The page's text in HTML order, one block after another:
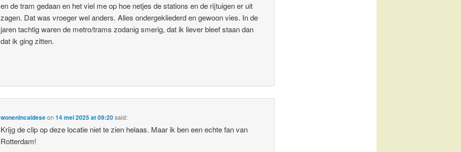
en de tram gedaan en het viel me op hoe netjes de stations en de rijtuigen er uit
zagen. Dat was vroeger wel anders. Alles ondergekliederd en gewoon vies. In de
jaren tachtig waren de metro/trams zodanig smerig, dat ik liever bleef staan dan
dat ik ging zitten.
wonenincaldeseon14 mei 2025 at 09:20said:
Krijg de clip op deze locatie niet te zien helaas. Maar ik ben een echte fan van
Rotterdam!